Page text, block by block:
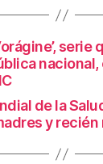
tir
serie
nacional,
de la
y recién